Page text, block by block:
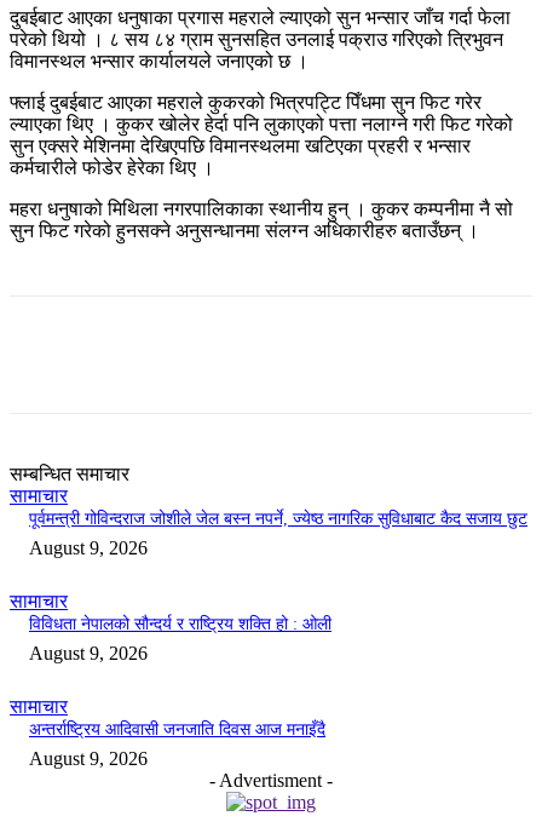
दुबईबाट आएका धनुषाका प्रगास महराले ल्याएको सुन भन्सार जाँच गर्दा फेला
परेको थियो । ८ सय ८४ ग्राम सुनसहित उनलाई पक्राउ गरिएको त्रिभुवन
विमानस्थल भन्सार कार्यालयले जनाएको छ ।
फ्लाई दुबईबाट आएका महराले कुकरको भित्रपट्टि पिँधमा सुन फिट गरेर
ल्याएका थिए । कुकर खोलेर हेर्दा पनि लुकाएको पत्ता नलाग्ने गरी फिट गरेको
सुन एक्सरे मेशिनमा देखिएपछि विमानस्थलमा खटिएका प्रहरी र भन्सार
कर्मचारीले फोडेर हेरेका थिए ।
महरा धनुषाको मिथिला नगरपालिकाका स्थानीय हुन् । कुकर कम्पनीमा नै सो
सुन फिट गरेको हुनसक्ने अनुसन्धानमा संलग्न अधिकारीहरु बताउँछन् ।
सम्बन्धित समाचार
सामाचार
पूर्वमन्त्री गोविन्दराज जोशीले जेल बस्न नपर्ने, ज्येष्ठ नागरिक सुविधाबाट कैद सजाय छुट
August 9, 2026
सामाचार
विविधता नेपालको सौन्दर्य र राष्ट्रिय शक्ति हो : ओली
August 9, 2026
सामाचार
अन्तर्राष्ट्रिय आदिवासी जनजाति दिवस आज मनाइँदै
August 9, 2026
- Advertisment -